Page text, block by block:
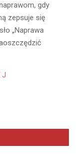
gdy
zepsuje się
„Naprawa